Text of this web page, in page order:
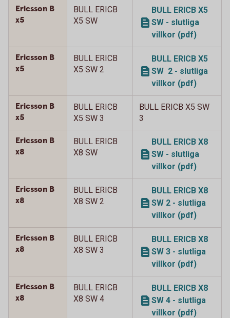
Ericsson B
x5
BULL ERICB
X5 SW
BULL ERICB X5
SW - slutliga
villkor (pdf)
Ericsson B
x5
BULL ERICB
X5 SW 2
BULL ERICB X5
SW 2 - slutliga
villkor (pdf)
Ericsson B
x5
BULL ERICB
X5 SW 3
BULL ERICB X5 SW
3
Ericsson B
x8
BULL ERICB
X8 SW
BULL ERICB X8
SW - slutliga
villkor (pdf)
Ericsson B
x8
BULL ERICB
X8 SW 2
BULL ERICB X8
SW 2 - slutliga
villkor (pdf)
Ericsson B
x8
BULL ERICB
X8 SW 3
BULL ERICB X8
SW 3 - slutliga
villkor (pdf)
Ericsson B
x8
BULL ERICB
X8 SW 4
BULL ERICB X8
SW 4 - slutliga
villkor (pdf)